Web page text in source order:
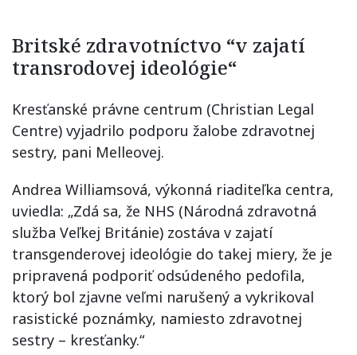
Britské zdravotníctvo “v zajatí
transrodovej ideológie“
Kresťanské právne centrum (Christian Legal
Centre) vyjadrilo podporu žalobe zdravotnej
sestry, pani Melleovej.
Andrea Williamsová, výkonná riaditeľka centra,
uviedla: „Zdá sa, že NHS (Národná zdravotná
služba Veľkej Británie) zostáva v zajatí
transgenderovej ideológie do takej miery, že je
pripravená podporiť odsúdeného pedofila,
ktorý bol zjavne veľmi narušený a vykrikoval
rasistické poznámky, namiesto zdravotnej
sestry – kresťanky.“